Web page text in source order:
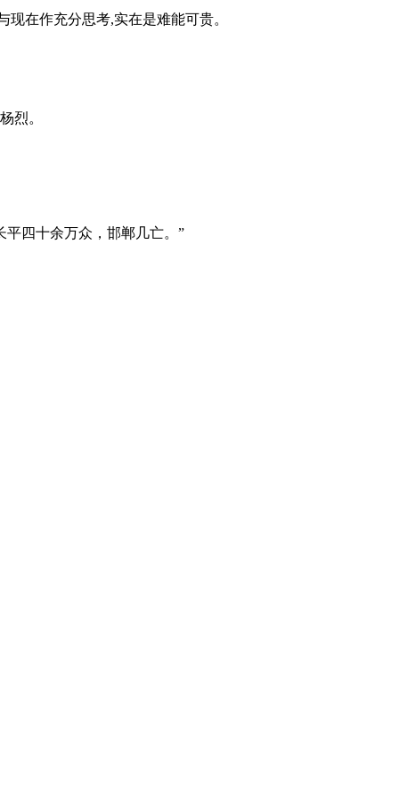
在作充分思考,实在是难能可贵。
烈。
平四十余万众，邯郸几亡。”